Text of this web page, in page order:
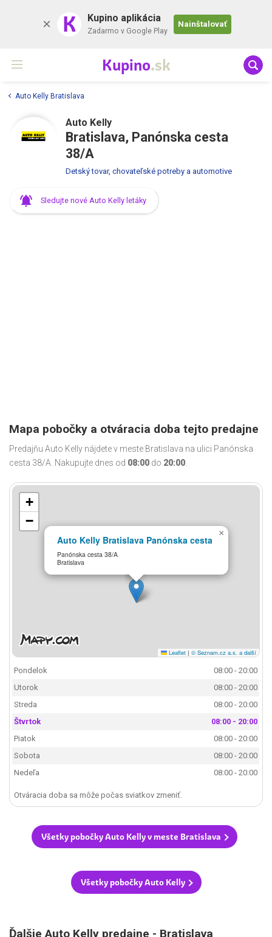
K Kupino aplikácia
Zadarmo v Google Play
Nainštalovať
Kupino.sk
Auto Kelly Bratislava
Auto Kelly
Bratislava, Panónska cesta
38/A
Detský tovar, chovateľské potreby a automotive
Sledujte nové Auto Kelly letáky
Mapa pobočky a otváracia doba tejto predajne
Predajňu Auto Kelly nájdete v meste Bratislava na ulici Panónska
cesta 38/A. Nakupujte dnes od 08:00 do 20:00.
Auto Kelly Bratislava Panónska cesta
Panónska cesta 38/A
Bratislava
×
+
−
Leaflet | © Seznam.cz a.s. a další
Pondelok
08:00 - 20:00
Utorok
08:00 - 20:00
Streda
08:00 - 20:00
Štvrtok
08:00 - 20:00
Piatok
08:00 - 20:00
Sobota
08:00 - 20:00
Nedeľa
08:00 - 20:00
Otváracia doba sa môže počas sviatkov zmeniť.
Všetky pobočky Auto Kelly v meste Bratislava
Všetky pobočky Auto Kelly
Ďalšie Auto Kelly predajne - Bratislava